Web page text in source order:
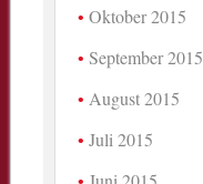
Oktober 2015
September 2015
August 2015
Juli 2015